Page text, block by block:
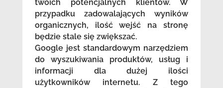
twoich potencjalnych klientów. W
przypadku zadowalających wyników
organicznych, ilość wejść na stronę
będzie stale się zwiększać.
Google jest standardowym narzędziem
do wyszukiwania produktów, usług i
informacji dla dużej ilości
użytkowników internetu. Z tego